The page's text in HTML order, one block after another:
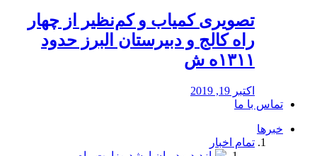
️تصویری کمیاب و کم‌نظیر از چهار
راه كالج و دبيرستان البرز حدود
۱۳۱۱ه ش
اکتبر 19, 2019
تماس با ما
خبرها
تمام اخبار